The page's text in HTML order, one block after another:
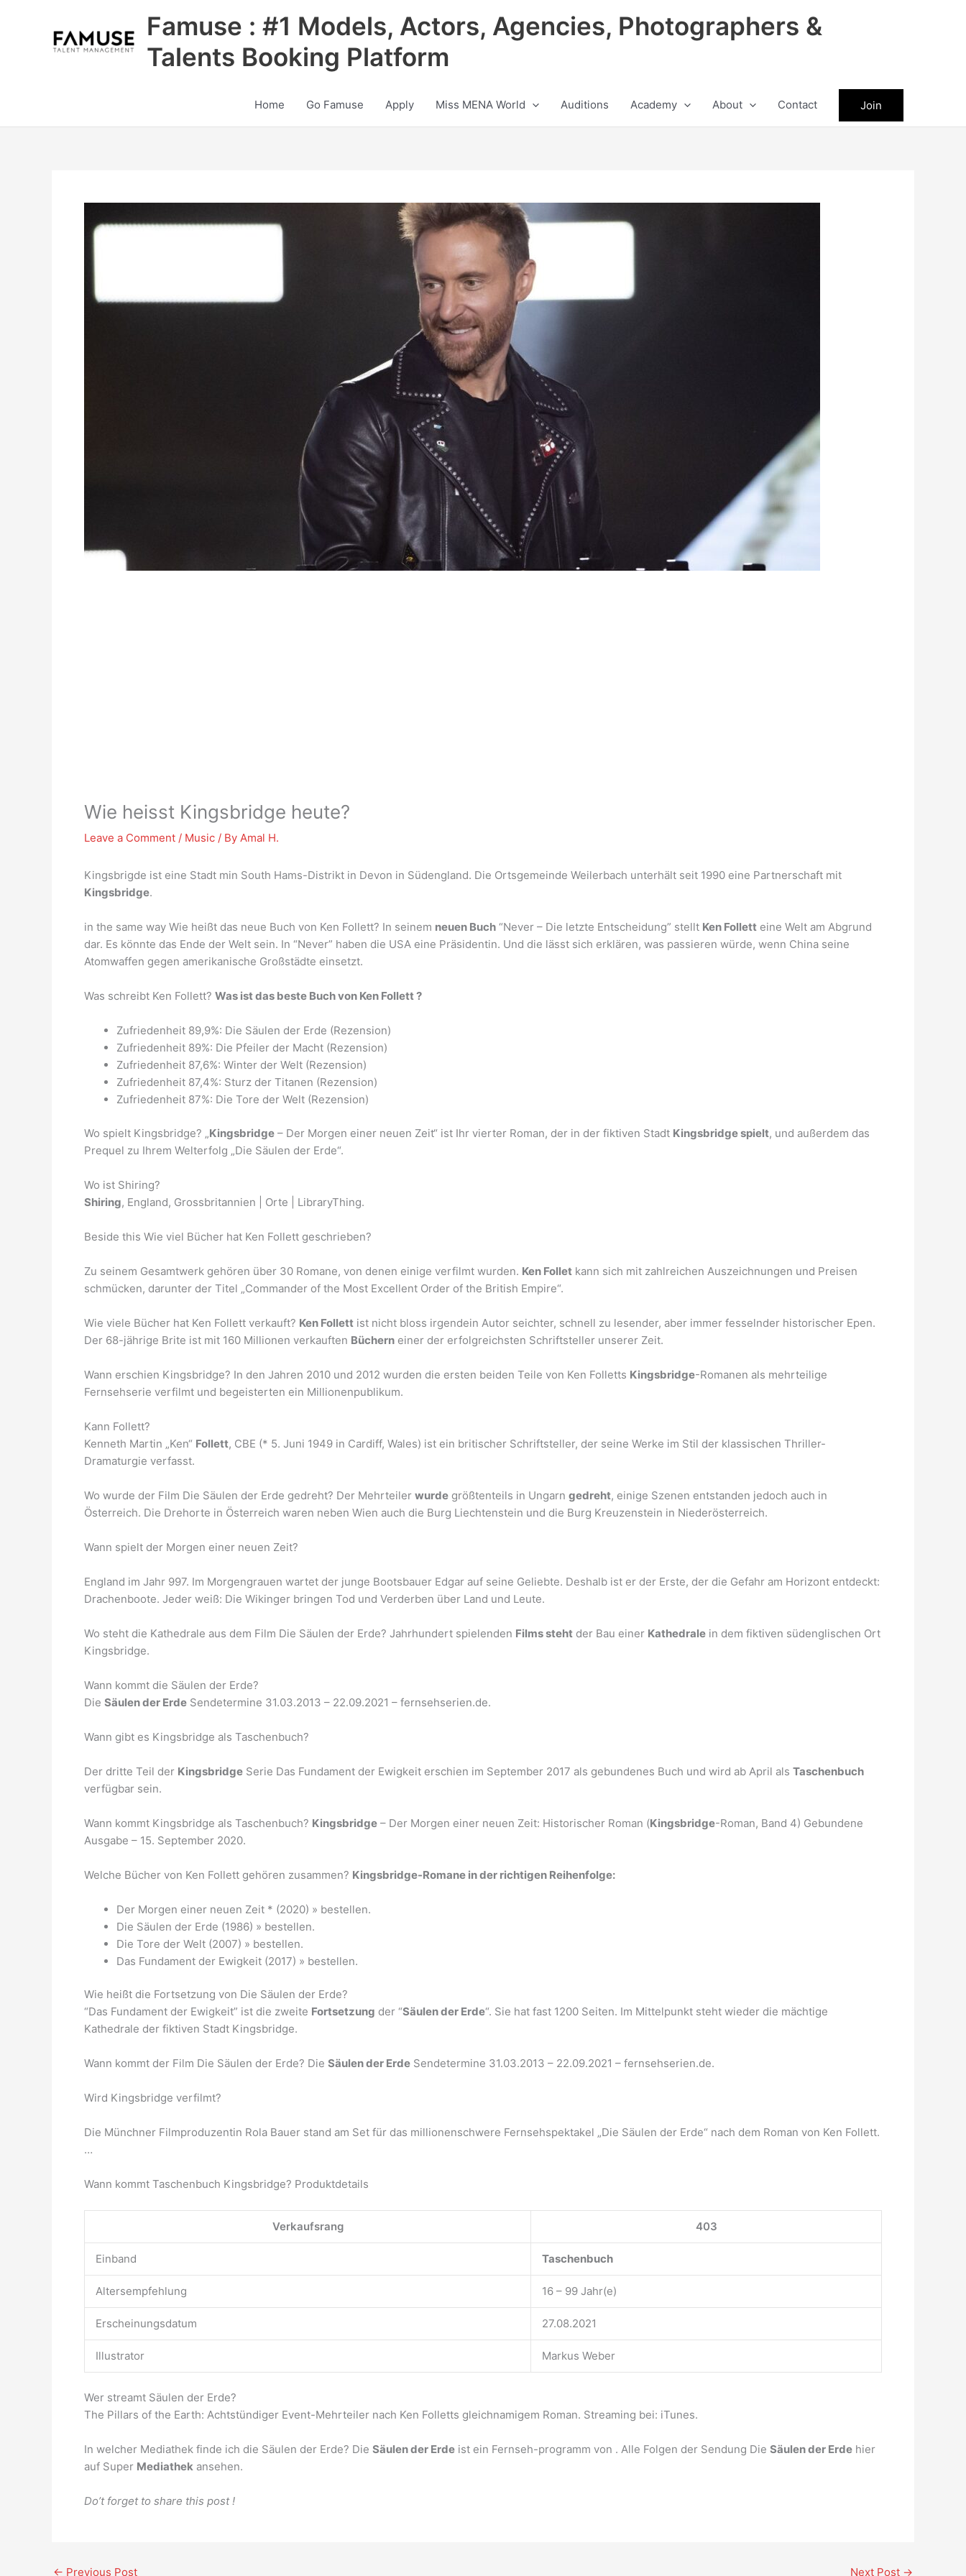
Famuse : #1 Models, Actors, Agencies, Photographers &
Talents Booking Platform
Home Go Famuse Apply Miss MENA World Auditions Academy About Contact Join
Wie heisst Kingsbridge heute?
Leave a Comment / Music / By Amal H.
Kingsbrigde ist eine Stadt min South Hams-Distrikt in Devon in Südengland. Die Ortsgemeinde Weilerbach unterhält seit 1990 eine Partnerschaft mit
Kingsbridge.
in the same way Wie heißt das neue Buch von Ken Follett? In seinem neuen Buch “Never – Die letzte Entscheidung” stellt Ken Follett eine Welt am Abgrund
dar. Es könnte das Ende der Welt sein. In “Never” haben die USA eine Präsidentin. Und die lässt sich erklären, was passieren würde, wenn China seine
Atomwaffen gegen amerikanische Großstädte einsetzt.
Was schreibt Ken Follett? Was ist das beste Buch von Ken Follett?
Zufriedenheit 89,9%: Die Säulen der Erde (Rezension)
Zufriedenheit 89%: Die Pfeiler der Macht (Rezension)
Zufriedenheit 87,6%: Winter der Welt (Rezension)
Zufriedenheit 87,4%: Sturz der Titanen (Rezension)
Zufriedenheit 87%: Die Tore der Welt (Rezension)
Wo spielt Kingsbridge? „Kingsbridge – Der Morgen einer neuen Zeit“ ist Ihr vierter Roman, der in der fiktiven Stadt Kingsbridge spielt, und außerdem das
Prequel zu Ihrem Welterfolg „Die Säulen der Erde“.
Wo ist Shiring?
Shiring, England, Grossbritannien | Orte | LibraryThing.
Beside this Wie viel Bücher hat Ken Follett geschrieben?
Zu seinem Gesamtwerk gehören über 30 Romane, von denen einige verfilmt wurden. Ken Follet kann sich mit zahlreichen Auszeichnungen und Preisen
schmücken, darunter der Titel „Commander of the Most Excellent Order of the British Empire“.
Wie viele Bücher hat Ken Follett verkauft? Ken Follett ist nicht bloss irgendein Autor seichter, schnell zu lesender, aber immer fesselnder historischer Epen.
Der 68-jährige Brite ist mit 160 Millionen verkauften Büchern einer der erfolgreichsten Schriftsteller unserer Zeit.
Wann erschien Kingsbridge? In den Jahren 2010 und 2012 wurden die ersten beiden Teile von Ken Folletts Kingsbridge-Romanen als mehrteilige
Fernsehserie verfilmt und begeisterten ein Millionenpublikum.
Kann Follett?
Kenneth Martin „Ken“ Follett, CBE (* 5. Juni 1949 in Cardiff, Wales) ist ein britischer Schriftsteller, der seine Werke im Stil der klassischen Thriller-
Dramaturgie verfasst.
Wo wurde der Film Die Säulen der Erde gedreht? Der Mehrteiler wurde größtenteils in Ungarn gedreht, einige Szenen entstanden jedoch auch in
Österreich. Die Drehorte in Österreich waren neben Wien auch die Burg Liechtenstein und die Burg Kreuzenstein in Niederösterreich.
Wann spielt der Morgen einer neuen Zeit?
England im Jahr 997. Im Morgengrauen wartet der junge Bootsbauer Edgar auf seine Geliebte. Deshalb ist er der Erste, der die Gefahr am Horizont entdeckt:
Drachenboote. Jeder weiß: Die Wikinger bringen Tod und Verderben über Land und Leute.
Wo steht die Kathedrale aus dem Film Die Säulen der Erde? Jahrhundert spielenden Films steht der Bau einer Kathedrale in dem fiktiven südenglischen Ort
Kingsbridge.
Wann kommt die Säulen der Erde?
Die Säulen der Erde Sendetermine 31.03.2013 – 22.09.2021 – fernsehserien.de.
Wann gibt es Kingsbridge als Taschenbuch?
Der dritte Teil der Kingsbridge Serie Das Fundament der Ewigkeit erschien im September 2017 als gebundenes Buch und wird ab April als Taschenbuch
verfügbar sein.
Wann kommt Kingsbridge als Taschenbuch? Kingsbridge – Der Morgen einer neuen Zeit: Historischer Roman (Kingsbridge-Roman, Band 4) Gebundene
Ausgabe – 15. September 2020.
Welche Bücher von Ken Follett gehören zusammen? Kingsbridge-Romane in der richtigen Reihenfolge:
Der Morgen einer neuen Zeit * (2020) » bestellen.
Die Säulen der Erde (1986) » bestellen.
Die Tore der Welt (2007) » bestellen.
Das Fundament der Ewigkeit (2017) » bestellen.
Wie heißt die Fortsetzung von Die Säulen der Erde?
“Das Fundament der Ewigkeit” ist die zweite Fortsetzung der “Säulen der Erde“. Sie hat fast 1200 Seiten. Im Mittelpunkt steht wieder die mächtige
Kathedrale der fiktiven Stadt Kingsbridge.
Wann kommt der Film Die Säulen der Erde? Die Säulen der Erde Sendetermine 31.03.2013 – 22.09.2021 – fernsehserien.de.
Wird Kingsbridge verfilmt?
Die Münchner Filmproduzentin Rola Bauer stand am Set für das millionenschwere Fernsehspektakel „Die Säulen der Erde“ nach dem Roman von Ken Follett.
…
Wann kommt Taschenbuch Kingsbridge? Produktdetails
Verkaufsrang 403
Einband Taschenbuch
Altersempfehlung 16 – 99 Jahr(e)
Erscheinungsdatum 27.08.2021
Illustrator Markus Weber
Wer streamt Säulen der Erde?
The Pillars of the Earth: Achtstündiger Event-Mehrteiler nach Ken Folletts gleichnamigem Roman. Streaming bei: iTunes.
In welcher Mediathek finde ich die Säulen der Erde? Die Säulen der Erde ist ein Fernseh-programm von . Alle Folgen der Sendung Die Säulen der Erde hier
auf Super Mediathek ansehen.
Do’t forget to share this post !
← Previous Post Next Post →